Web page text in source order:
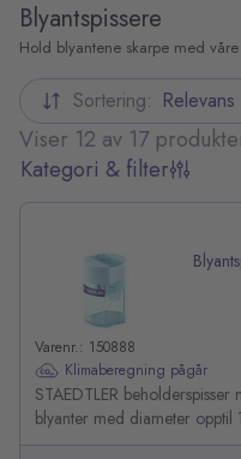
Blyantspissere
Hold blyantene skarpe med våre
Kategori & filter
Viser 12 av 17
Sortering: Relevans
Varenr.: 150888
Klimaberegning pågår
STAEDTLER
blyanter med diameter opptil